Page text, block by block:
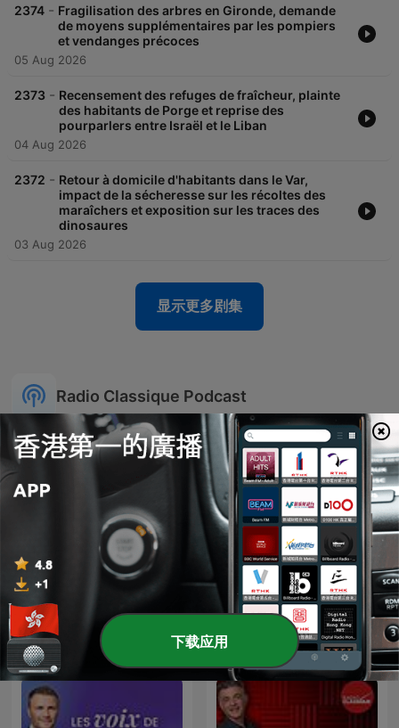
2374 - Fragilisation des arbres en Gironde, demande
de moyens supplémentaires par les pompiers
et vendanges précoces
05 Aug 2026
2373 - Recensement des refuges de fraîcheur, plainte
des habitants de Porge et reprise des
pourparlers entre Israël et le Liban
04 Aug 2026
2372 - Retour à domicile d'habitants dans le Var,
impact de la sécheresse sur les récoltes des
maraîchers et exposition sur les traces des
dinosaures
03 Aug 2026
显示更多剧集
Radio Classique Podcast
Les grands dossiers de
l'Histoire par Franck
Ferrand
Des histoires en musique
d'Elodie Fondacci
下载应用